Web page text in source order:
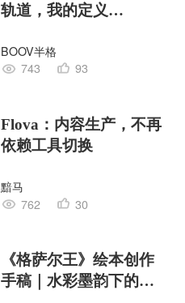
轨道，我的定义
对
BOOV半格
743
93
Flova：内容生产，不再
依赖工具切换
黯马
762
30
《格萨尔王》绘本创作
手稿｜水彩墨韵下的史